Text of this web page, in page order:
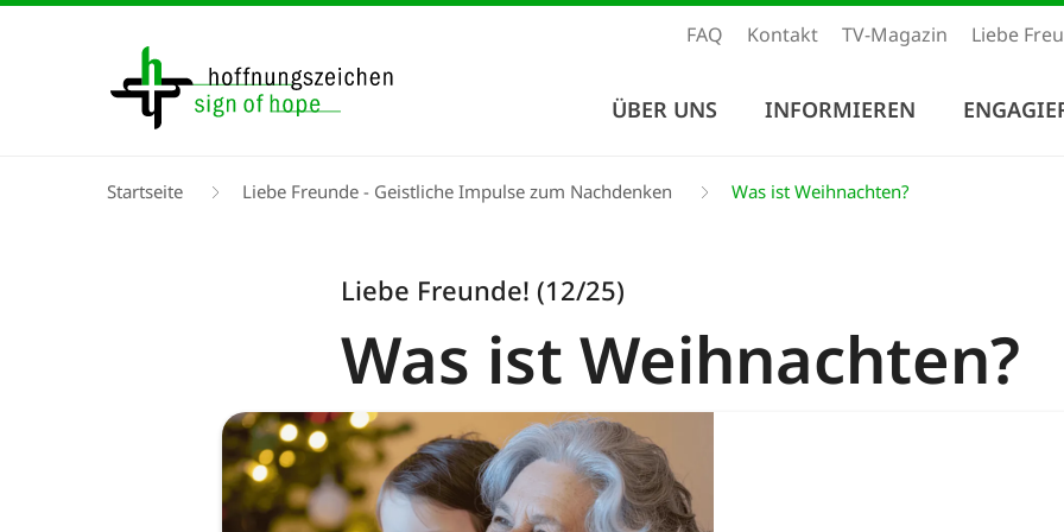
FAQ Kontakt TV-Magazin Liebe
ÜBER UNS INFORMIEREN
Pfadnavigation
Startseite Liebe Freunde - Geistliche Impulse zum Nachdenken Was ist Weihnachten?
Liebe Freunde! (12/25)
Was ist Weihnachten?